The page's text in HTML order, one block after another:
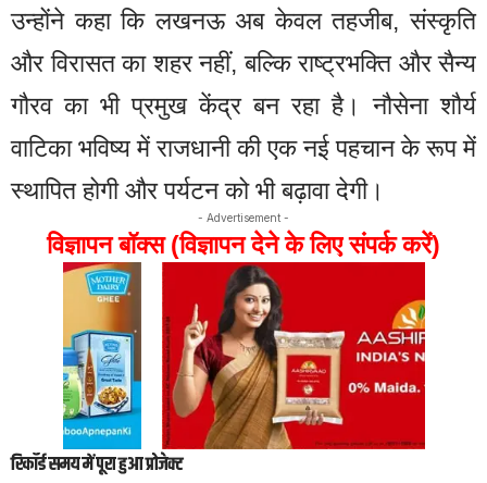
उन्होंने कहा कि लखनऊ अब केवल तहजीब, संस्कृति
और विरासत का शहर नहीं, बल्कि राष्ट्रभक्ति और सैन्य
गौरव का भी प्रमुख केंद्र बन रहा है। नौसेना शौर्य
वाटिका भविष्य में राजधानी की एक नई पहचान के रूप में
स्थापित होगी और पर्यटन को भी बढ़ावा देगी।
- Advertisement -
विज्ञापन बॉक्स (विज्ञापन देने के लिए संपर्क करें)
रिकॉर्ड समय में पूरा हुआ प्रोजेक्ट